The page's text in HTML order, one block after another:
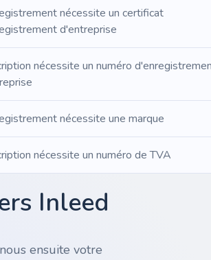
nécessite un certificat
d'entreprise
nécessite un numéro
nécessite une marque
nécessite un numéro de TVA
Inleed
ensuite votre